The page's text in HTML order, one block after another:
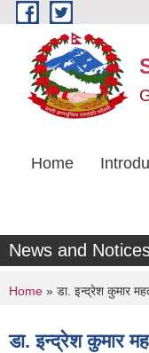
Skip to main content
Home
News and
You are
Home » डा. इन्द्रेश कुमार
डा. इन्द्रेश कुमार